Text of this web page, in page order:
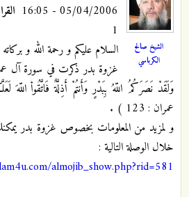
الشيخ صالح
الكرباسي
05/04/2006 - 16:05
1
السلام عليكم و رحمة الله و
غزوة بدر ذكرت في سورة آل
وَلَقَدْ نَصَرَكُمُ اللّهُ بِبَدْرٍ وَأَنتُمْ أَذِلَّةٌ فَاتَّقُواْ
عمران : 123 ) .
و لمزيد من المعلومات بخصوص غزوة بدر
خلال الوصلة التالية :
almojib_show.php?rid=581